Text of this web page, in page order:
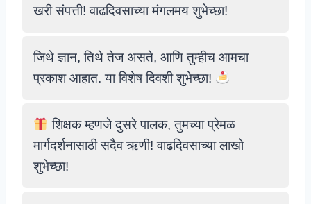
खरी संपत्ती! वाढदिवसाच्या मंगलमय शुभेच्छा!
जिथे ज्ञान, तिथे तेज असते, आणि तुम्हीच आमचा
प्रकाश आहात. या विशेष दिवशी शुभेच्छा!
शिक्षक म्हणजे दुसरे पालक, तुमच्या प्रेमळ
मार्गदर्शनासाठी सदैव ऋणी! वाढदिवसाच्या लाखो
शुभेच्छा!